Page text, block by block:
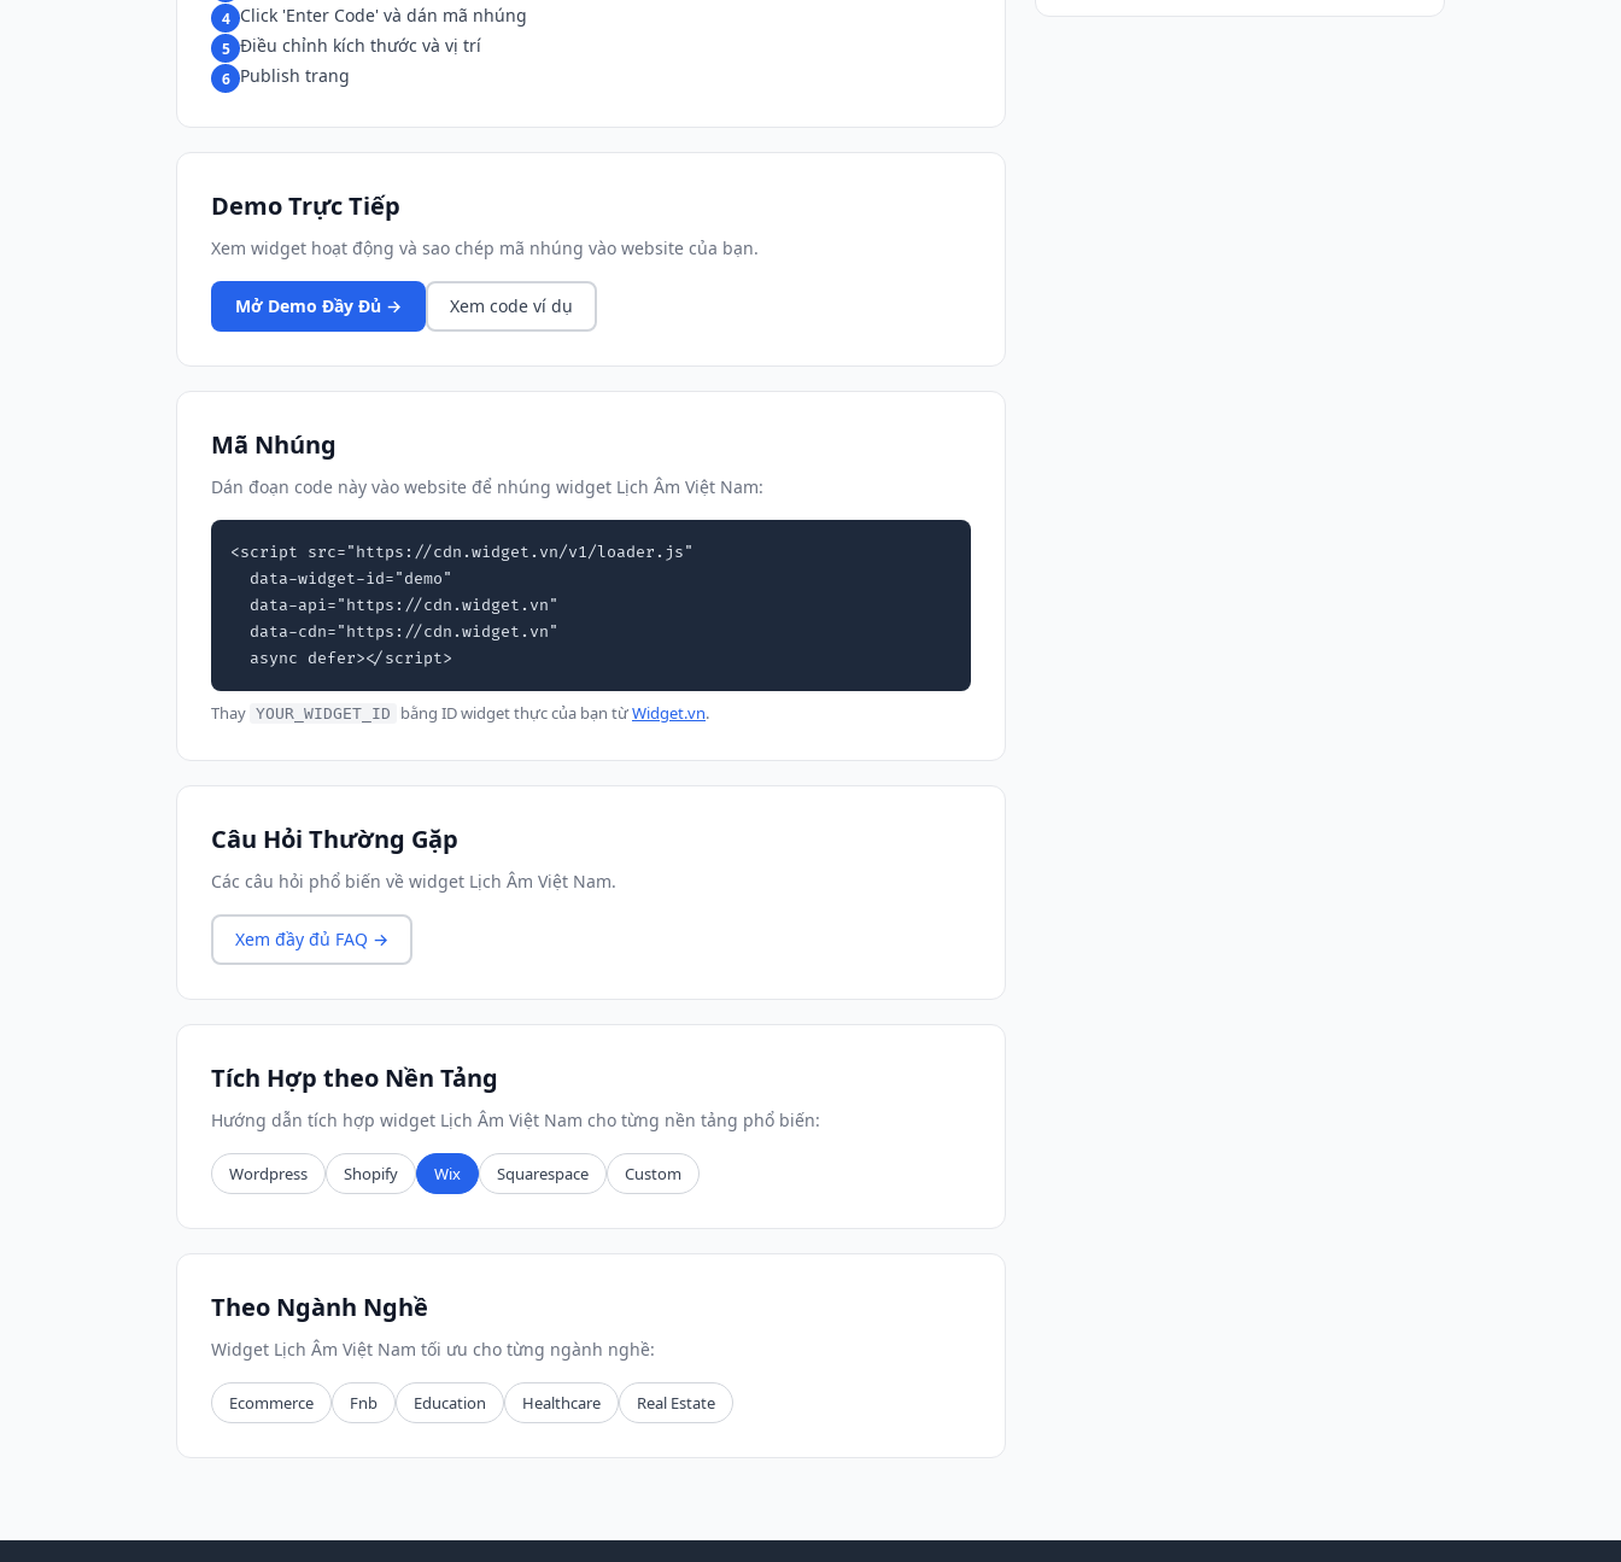
4 Click 'Enter Code' và dán mã nhúng
5 Điều chỉnh kích thước và vị trí
6 Publish trang
Demo Trực Tiếp
Xem widget hoạt động và sao chép mã nhúng vào website của bạn.
Mở Demo Đầy Đủ → Xem code ví dụ
Mã Nhúng
Dán đoạn code này vào website để nhúng widget Lịch Âm Việt Nam:
<script src="https://cdn.widget.vn/v1/loader.js"
  async defer></script>
Thay YOUR_WIDGET_ID bằng ID widget thực của bạn từWidget.vn.
Câu Hỏi Thường Gặp
Các câu hỏi phổ biến về widget Lịch Âm Việt Nam.
Xem đầy đủ FAQ →
Tích Hợp theo Nền Tảng
Hướng dẫn tích hợp widget Lịch Âm Việt Nam cho từng nền tảng phổ biến:
Wordpress Shopify Wix Squarespace Custom
Theo Ngành Nghề
Widget Lịch Âm Việt Nam tối ưu cho từng ngành nghề:
Ecommerce Fnb Education Healthcare Real Estate